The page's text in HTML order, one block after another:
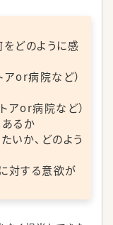
どのように感
アor病院など）
アor病院など）
るか
いか、どのよう
対する意欲が